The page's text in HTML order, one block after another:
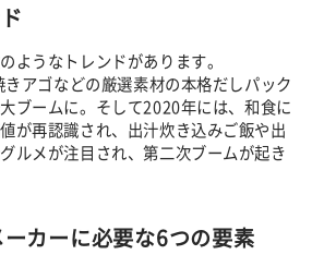
ようなトレンドがあります。
アゴなどの厳選素材の本格だしパック
ブームに。そして2020年には、和食に
が再認識され、出汁炊き込みご飯や出
ルメが注目され、第二次ブームが起き
カーに必要な6つの要素